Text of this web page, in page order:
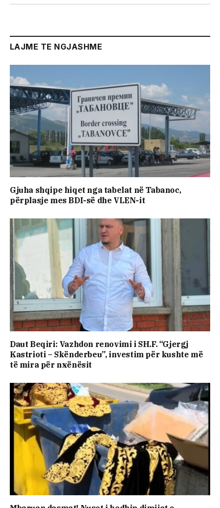
LAJME TE NGJASHME
Gjuha shqipe hiqet nga tabelat në Tabanoc,
përplasje mes BDI-së dhe VLEN-it
Daut Beqiri: Vazhdon renovimi i SH.F. “Gjergj
Kastrioti – Skënderbeu”, investim për kushte më
të mira për nxënësit